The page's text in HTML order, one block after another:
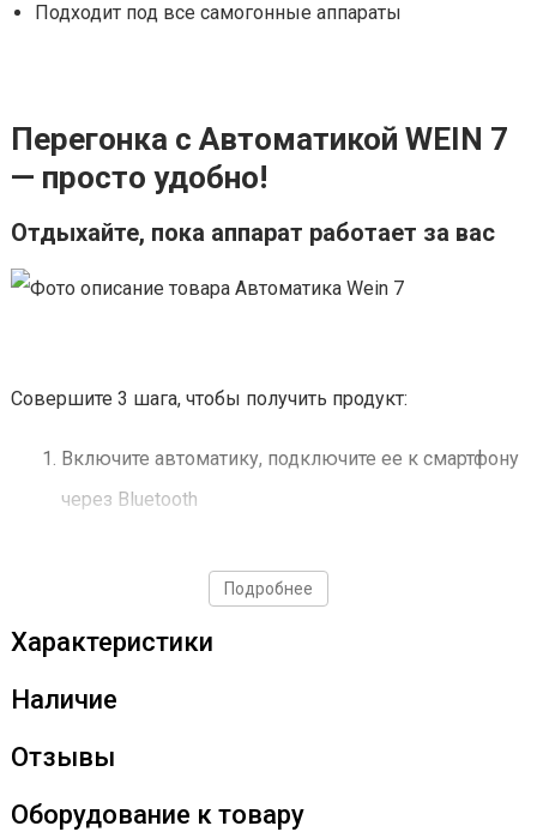
Подходит под все самогонные аппараты
Перегонка с Автоматикой WEIN 7
— просто удобно!
Отдыхайте, пока аппарат работает за вас
Совершите 3 шага, чтобы получить продукт:
Включите автоматику, подключите ее к смартфону
через Bluetooth
аппарат гонит. Все уведомления о процессе придут
Наслаждайтесь полученным результатом!
Гарантированно чистый продукт 1 первого раза,
Подробнее
Характеристики
Наличие
Отзывы
Оборудование к товару